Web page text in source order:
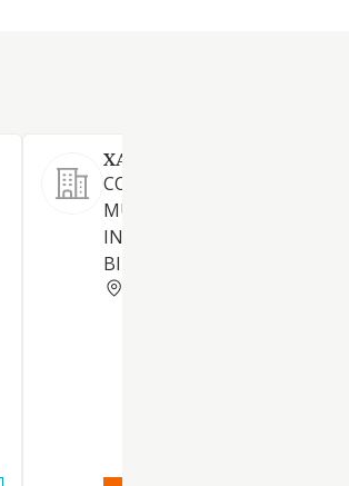
XAWHEZ SL
COMPRAVENTA DE BIENES
MUEBLES E
BIENES INMUEBLES